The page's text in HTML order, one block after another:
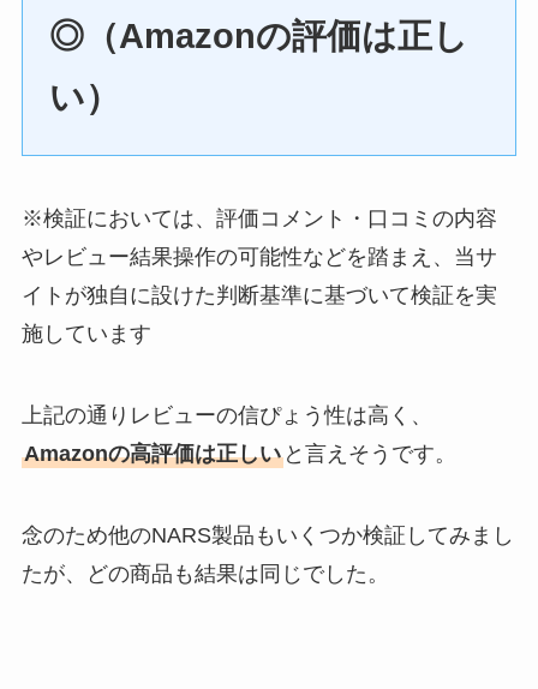
◎（Amazonの評価は正し
い）
※検証においては、評価コメント・口コミの内容
やレビュー結果操作の可能性などを踏まえ、当サ
イトが独自に設けた判断基準に基づいて検証を実
施しています
上記の通りレビューの信ぴょう性は高く、
Amazonの高評価は正しいと言えそうです。
念のため他のNARS製品もいくつか検証してみまし
たが、どの商品も結果は同じでした。